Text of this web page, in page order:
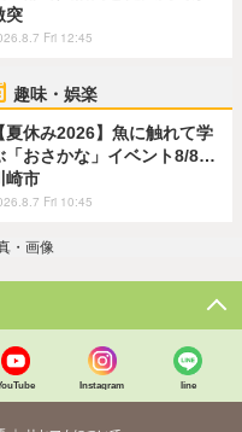
突
Fri 12:45
趣味・娯楽
【夏休み2026】魚に触れて学
「おさかな」イベント8/8…
崎市
Fri 10:45
・画像
Instagram line